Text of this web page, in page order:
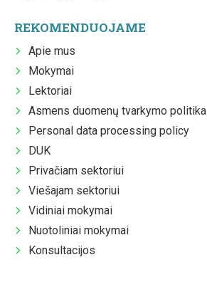
REKOMENDUOJAME
Apie mus
Mokymai
Lektoriai
Asmens duomenų tvarkymo politika
Personal data processing policy
DUK
Privačiam sektoriui
Viešajam sektoriui
Vidiniai mokymai
Nuotoliniai mokymai
Konsultacijos